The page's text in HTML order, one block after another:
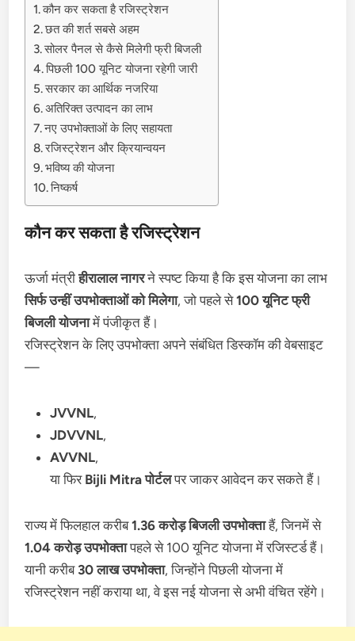
कौन कर सकता है रजिस्ट्रेशन
छत की शर्त सबसे अहम
सोलर पैनल से कैसे मिलेगी फ्री बिजली
पिछली 100 यूनिट योजना रहेगी जारी
सरकार का आर्थिक नजरिया
अतिरिक्त उत्पादन का लाभ
नए उपभोक्ताओं के लिए सहायता
रजिस्ट्रेशन और क्रियान्वयन
भविष्य की योजना
निष्कर्ष
कौन कर सकता है रजिस्ट्रेशन
ऊर्जा मंत्रीहीरालाल नागरने स्पष्ट किया है कि इस योजना का लाभ
सिर्फ उन्हीं उपभोक्ताओं को मिलेगा, जो पहले से100 यूनिट फ्री
बिजली योजनामें पंजीकृत हैं।
रजिस्ट्रेशन के लिए उपभोक्ता अपने संबंधित डिस्कॉम की वेबसाइट
—
JVVNL,
JDVVNL,
AVVNL,
या फिर Bijli Mitra पोर्टलपर जाकर आवेदन कर सकते हैं।
राज्य में फिलहाल करीब1.36 करोड़ बिजली उपभोक्ताहैं, जिनमें से
1.04 करोड़ उपभोक्तापहले से 100 यूनिट योजना में रजिस्टर्ड हैं।
यानी करीब 30 लाख उपभोक्ता, जिन्होंने पिछली योजना में
रजिस्ट्रेशन नहीं कराया था, वे इस नई योजना से अभी वंचित रहेंगे।